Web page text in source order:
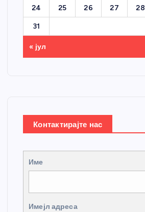
24 25 26 27 28
31
« јул
Контактирајте нас
Име
Имејл адреса